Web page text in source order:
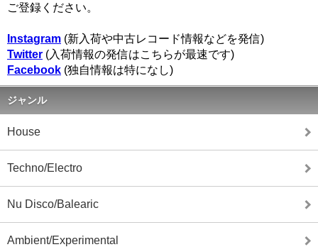
ご登録ください。
Instagram (新入荷や中古レコード情報などを発信)
Twitter (入荷情報の発信はこちらが最速です)
Facebook (独自情報は特になし)
ジャンル
House
Techno/Electro
Nu Disco/Balearic
Ambient/Experimental